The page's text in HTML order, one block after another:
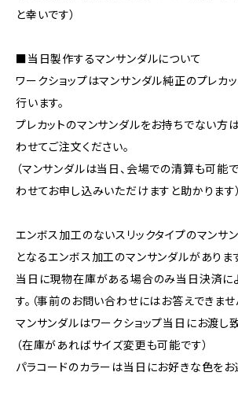
と幸いです）
■当日製作するマンサンダルについて
ワークショップはマンサンダル純正のプレカ
行います。
プレカットのマンサンダルをお持ちでない方
わせてご注文ください。
（マンサンダルは当日、会場での清算も可能
わせてお申し込みいただけますと助かります）
エンボス加工のないスリックタイプのマンサ
となるエンボス加工のマンサンダルがありま
当日に現物在庫がある場合のみ当日決済に
す。（事前のお問い合わせにはお答えできませ
マンサンダルはワークショップ当日にお渡し
（在庫があればサイズ変更も可能です）
パラコードのカラーは当日にお好きな色をお